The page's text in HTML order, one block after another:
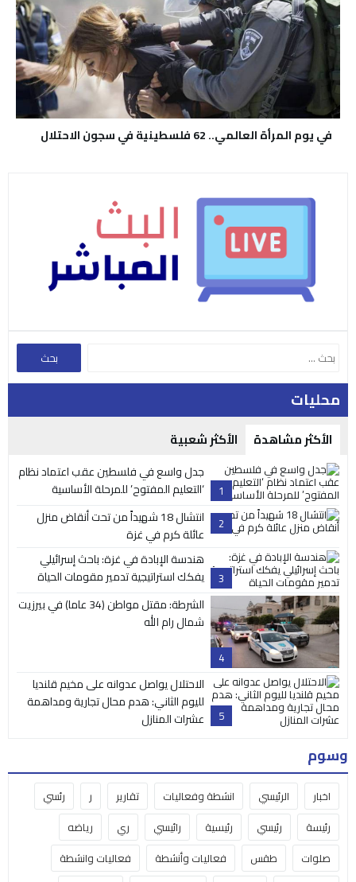
في يوم المرأة العالمي.. 62 فلسطينية في سجون الاحتلال
محليات
الأكثر مشاهدة الأكثر شعبية
1
جدل واسع في فلسطين عقب اعتماد نظام
‘التعليم المفتوح’ للمرحلة الأساسية
2
انتشال 18 شهيداً من تحت أنقاض منزل
عائلة كرم في غزة
3
هندسة الإبادة في غزة: باحث إسرائيلي
يفكك استراتيجية تدمير مقومات الحياة
4
الشرطة: مقتل مواطن (34 عاما) في بيرزيت
شمال رام الله
5
الاحتلال يواصل عدوانه على مخيم قلنديا
لليوم الثاني: هدم محال تجارية ومداهمة
عشرات المنازل
وسوم
اخبار الرئيسي انشطة وفعاليات تقارير ر
رئسي
رئيسة
رئيسي رئيسية رائيسي ري
رياضه
صلوات
طقس فعاليات وأنشطة
فعاليات وانشطة